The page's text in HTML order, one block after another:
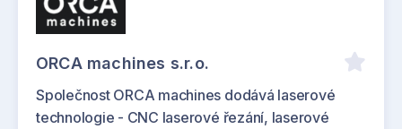
ORCA machines s.r.o.
Společnost ORCA machines dodává laserové
technologie - CNC laserové řezání, laserové